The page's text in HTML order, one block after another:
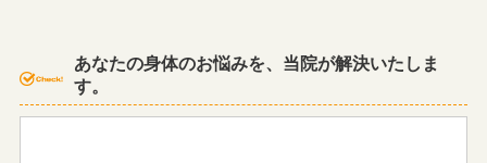
あなたの身体のお悩みを、当院が解決いたしま
す。